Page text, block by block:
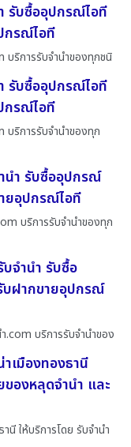
รับซื้ออุปกรณ์ไอที
กรณ์ไอที
บริการรับจำนำของทุกชนิ
รับซื้ออุปกรณ์ไอที
กรณ์ไอที
บริการรับจำนำของทุก
นำ รับซื้ออุปกรณ์
ยอุปกรณ์ไอที
บริการรับจำนำของทุก
จำนำ รับซื้อ
บฝากขายอุปกรณ์
.com บริการรับจำนำของ
เมืองทองธานี
องหลุดจำนำ และ
ให้บริการโดย รับจํานํา